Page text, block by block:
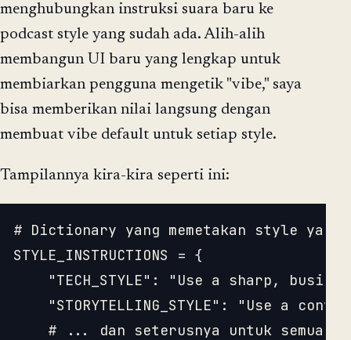
menghubungkan instruksi suara baru ke
podcast style yang sudah ada. Alih-alih
membangun UI baru yang lengkap untuk
membiarkan pengguna mengetik "vibe," saya
bisa memberikan nilai langsung dengan
membuat vibe default untuk setiap style.
Tampilannya kira-kira seperti ini:
# Dictionary yang memetakan style
STYLE_INSTRUCTIONS = {
"TECH_STYLE": "Use a sharp,
"STORYTELLING_STYLE": "Use a
# ... dan seterusnya untuk semua 8